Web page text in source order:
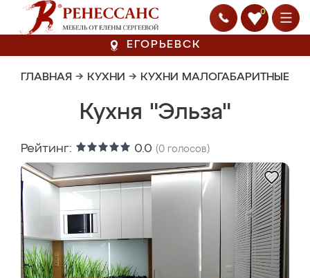
0
ЕГОРЬЕВСК
ГЛАВНАЯ → КУХНИ → КУХНИ МАЛОГАБАРИТНЫЕ
Кухня "Эльза"
Рейтинг: 0.0 (0 голосов)